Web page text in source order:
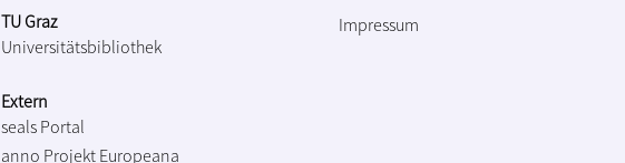
TU Graz
Universitätsbibliothek
Extern
seals Portal
anno Projekt Europeana
Impressum